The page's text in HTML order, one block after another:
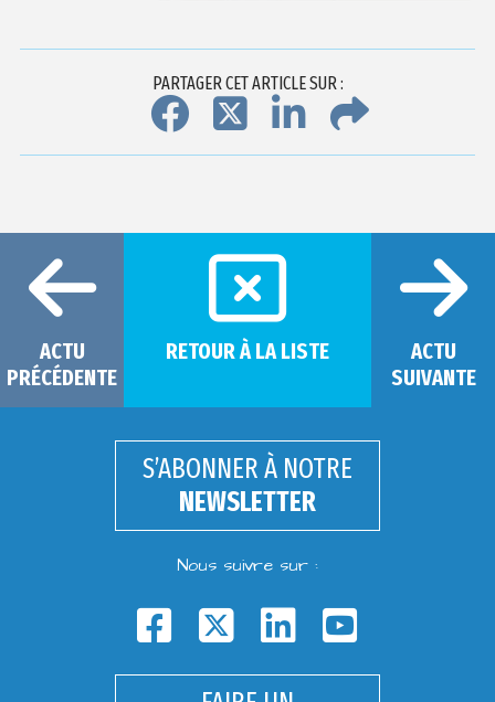
PARTAGER CET ARTICLE SUR :
ACTU
PRÉCÉDENTE
RETOUR À LA LISTE
ACTU
SUIVANTE
S’ABONNER À NOTRE
NEWSLETTER
Nous suivre sur :